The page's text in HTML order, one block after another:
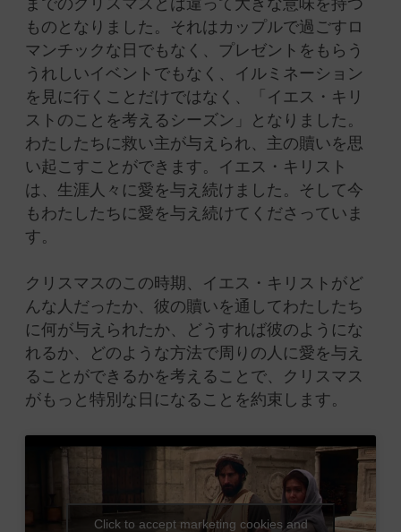
ものとなりました。それはカップルで過ごすロ
マンチックな日でもなく、プレゼントをもらう
うれしいイベントでもなく、イルミネーション
を見に行くことだけではなく、「イエス・キリ
ストのことを考えるシーズン」となりました。
わたしたちに救い主が与えられ、主の贖いを思
い起こすことができます。イエス・キリスト
は、生涯人々に愛を与え続けました。そして今
もわたしたちに愛を与え続けてくださっていま
す。
クリスマスのこの時期、イエス・キリストがど
んな人だったか、彼の贖いを通してわたしたち
に何が与えられたか、どうすれば彼のようにな
れるか、どのような方法で周りの人に愛を与え
ることができるかを考えることで、クリスマス
がもっと特別な日になることを約束します。
Click to accept marketing cookies and